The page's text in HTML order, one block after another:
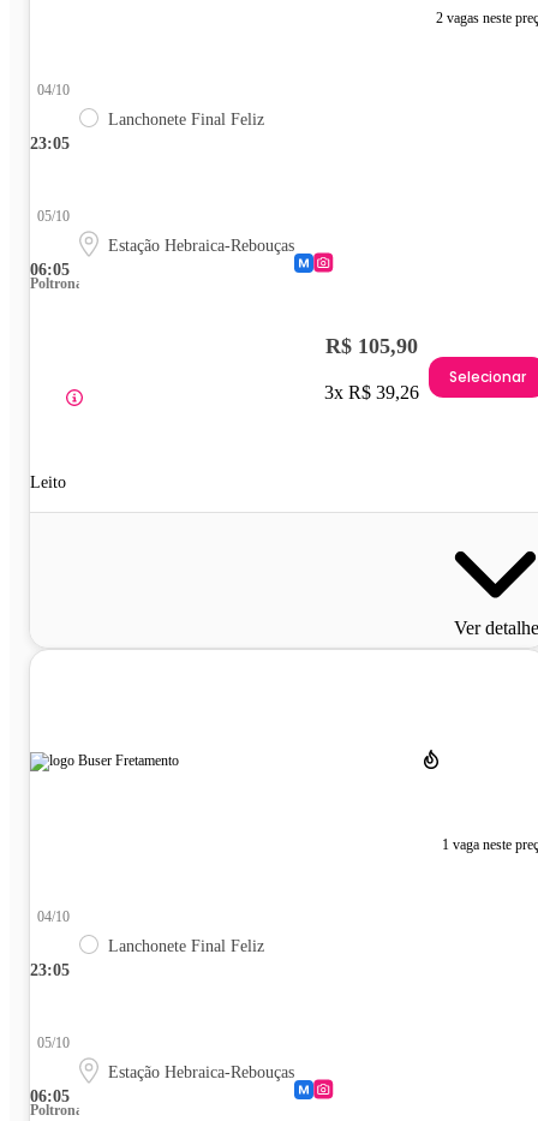
2 vagas neste
23:05
04/10
Lanchonete Final Feliz
06:05
05/10
Estação Hebraica-Rebouças
Poltrona
Leito
R$ 105,90
3x R$ 39,26
Selecionar
Ver
1 vaga neste
23:05
04/10
Lanchonete Final Feliz
06:05
05/10
Estação Hebraica-Rebouças
Poltrona